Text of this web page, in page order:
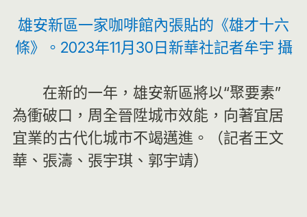
雄安新區一家咖啡館內張貼的《雄才十六
條》。2023年11月30日新華社記者牟宇 攝
在新的一年，雄安新區將以“聚要素”
為衝破口，周全晉陞城市效能，向著宜居
宜業的古代化城市不竭邁進。（記者王文
華、張濤、張宇琪、郭宇靖）